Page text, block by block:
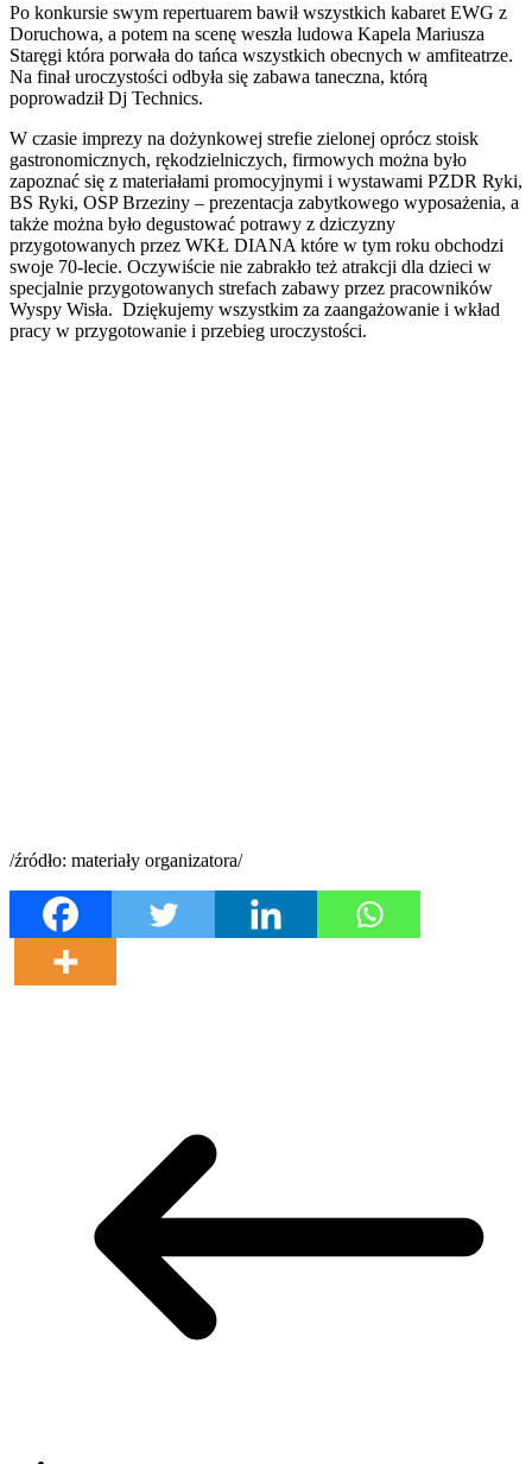
Po konkursie swym repertuarem bawił wszystkich kabaret EWG z
Doruchowa, a potem na scenę weszła ludowa Kapela Mariusza
Staręgi która porwała do tańca wszystkich obecnych w amfiteatrze.
Na finał uroczystości odbyła się zabawa taneczna, którą
poprowadził Dj Technics.
W czasie imprezy na dożynkowej strefie zielonej oprócz stoisk
gastronomicznych, rękodzielniczych, firmowych można było
zapoznać się z materiałami promocyjnymi i wystawami PZDR Ryki,
BS Ryki, OSP Brzeziny – prezentacja zabytkowego wyposażenia, a
także można było degustować potrawy z dziczyzny
przygotowanych przez WKŁ DIANA które w tym roku obchodzi
swoje 70-lecie. Oczywiście nie zabrakło też atrakcji dla dzieci w
specjalnie przygotowanych strefach zabawy przez pracowników
Wyspy Wisła. Dziękujemy wszystkim za zaangażowanie i wkład
pracy w przygotowanie i przebieg uroczystości.
/źródło: materiały organizatora/